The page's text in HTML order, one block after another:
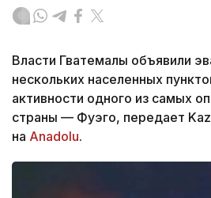
Власти Гватемалы объявили
нескольких населенных
активности одного из самых
страны — Фуэго, передает
на Anadolu.